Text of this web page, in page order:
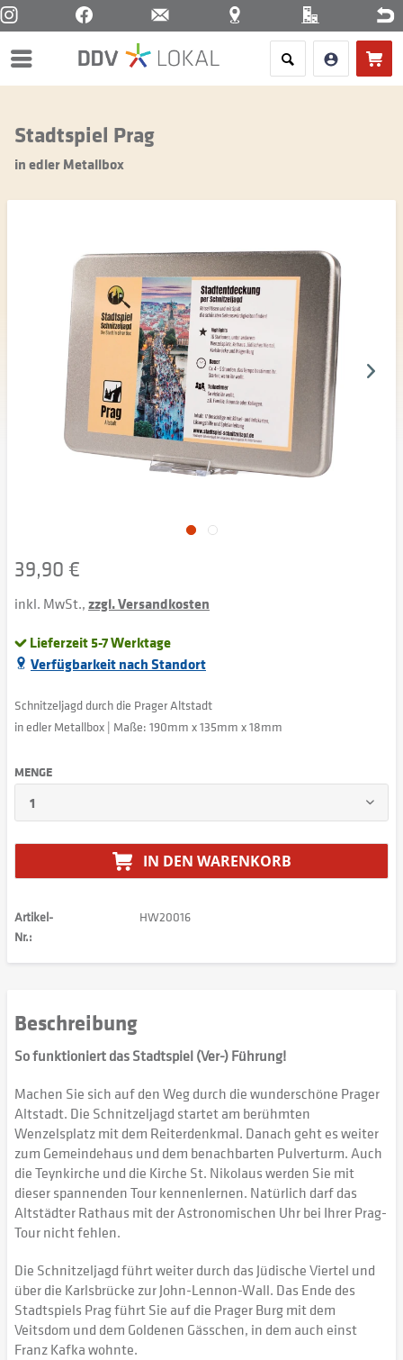
Menü
Stadtspiel Prag
in edler Metallbox
39,90 €
inkl. MwSt.,zzgl. Versandkosten
Lieferzeit 5-7 Werktage
Verfügbarkeit nach Standort
Schnitzeljagd durch die Prager Altstadt
in edler Metallbox | Maße: 190mm x 135mm x 18mm
MENGE
IN DEN WARENKORB
Artikel-
Nr.:
HW20016
Beschreibung
So funktioniert das Stadtspiel (Ver-) Führung!
Machen Sie sich auf den Weg durch die wunderschöne Prager
Altstadt. Die Schnitzeljagd startet am berühmten
Wenzelsplatz mit dem Reiterdenkmal. Danach geht es weiter
zum Gemeindehaus und dem benachbarten Pulverturm. Auch
die Teynkirche und die Kirche St. Nikolaus werden Sie mit
dieser spannenden Tour kennenlernen. Natürlich darf das
Altstädter Rathaus mit der Astronomischen Uhr bei Ihrer Prag-
Tour nicht fehlen.
Die Schnitzeljagd führt weiter durch das Jüdische Viertel und
über die Karlsbrücke zur John-Lennon-Wall. Das Ende des
Stadtspiels Prag führt Sie auf die Prager Burg mit dem
Veitsdom und dem Goldenen Gässchen, in dem auch einst
Franz Kafka wohnte.